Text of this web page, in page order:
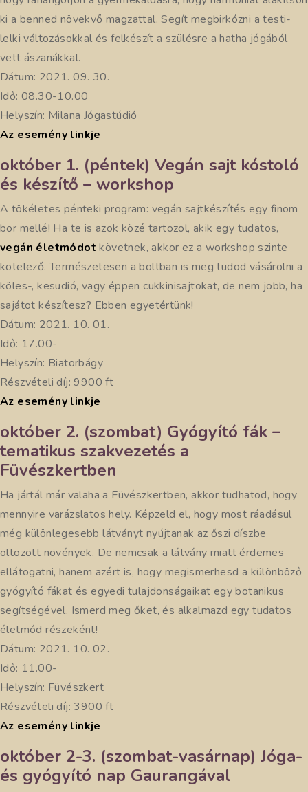
ki a benned növekvő magzattal. Segít megbirkózni a testi-
lelki változásokkal és felkészít a szülésre a hatha jógából
vett ászanákkal.
Dátum: 2021. 09. 30.
Idő: 08.30-10.00
Helyszín: Milana Jógastúdió
Az esemény linkje
október 1. (péntek) Vegán sajt kóstoló
és készítő – workshop
A tökéletes pénteki program: vegán sajtkészítés egy finom
bor mellé! Ha te is azok közé tartozol, akik egy tudatos,
vegán életmódot követnek, akkor ez a workshop szinte
kötelező. Természetesen a boltban is meg tudod vásárolni a
köles-, kesudió, vagy éppen cukkinisajtokat, de nem jobb, ha
sajátot készítesz? Ebben egyetértünk!
Dátum: 2021. 10. 01.
Idő: 17.00-
Helyszín: Biatorbágy
Részvételi díj: 9900 ft
Az esemény linkje
október 2. (szombat) Gyógyító fák –
tematikus szakvezetés a
Füvészkertben
Ha jártál már valaha a Füvészkertben, akkor tudhatod, hogy
mennyire varázslatos hely. Képzeld el, hogy most ráadásul
még különlegesebb látványt nyújtanak az őszi díszbe
öltözött növények. De nemcsak a látvány miatt érdemes
ellátogatni, hanem azért is, hogy megismerhesd a különböző
gyógyító fákat és egyedi tulajdonságaikat egy botanikus
segítségével. Ismerd meg őket, és alkalmazd egy tudatos
életmód részeként!
Dátum: 2021. 10. 02.
Idő: 11.00-
Helyszín: Füvészkert
Részvételi díj: 3900 ft
Az esemény linkje
október 2-3. (szombat-vasárnap) Jóga-
és gyógyító nap Gaurangával